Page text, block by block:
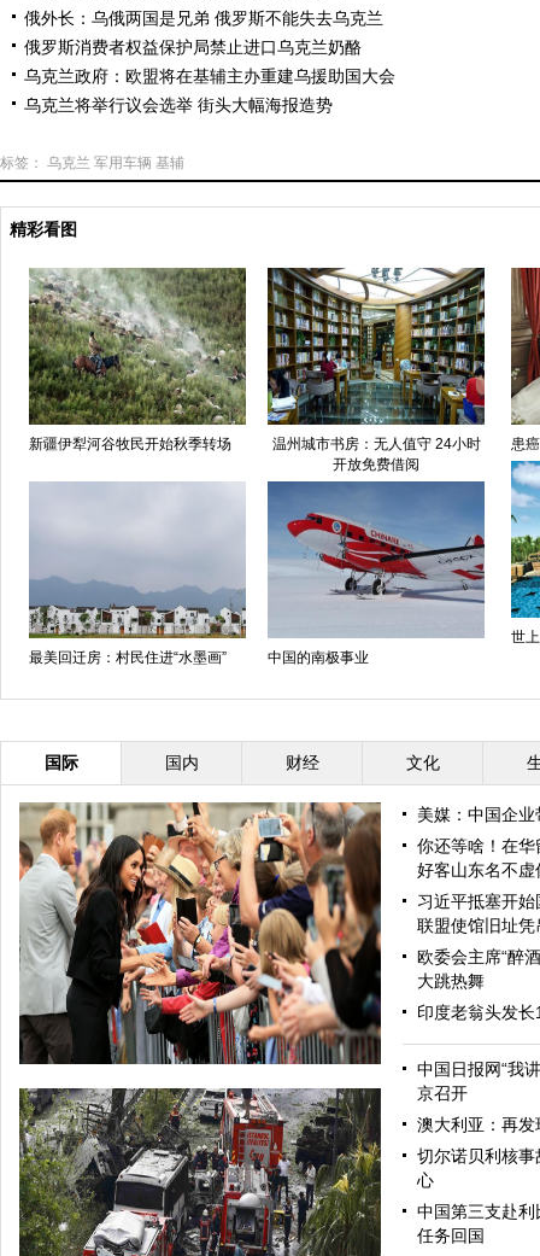
俄外长：乌俄两国是兄弟 俄罗斯不能失去乌克兰
俄罗斯消费者权益保护局禁止进口乌克兰奶酪
乌克兰政府：欧盟将在基辅主办重建乌援助国大会
乌克兰将举行议会选举 街头大幅海报造势
标签： 乌克兰 军用车辆 基辅
精彩看图
新疆伊犁河谷牧民开始秋季转场
温州城市书房：无人值守 24小时
开放免费借阅
最美回迁房：村民住进“水墨画” 中国的南极事业
患
世
国际 国内 财经 文化
美媒：中国企
你还等啥！在
好客山东名不虚
习近平抵塞开
联盟使馆旧址凭
欧委会主席“醉
大跳热舞
印度老翁头发
中国日报网“我
京召开
澳大利亚：再
切尔诺贝利核
心
中国第三支赴
任务回国